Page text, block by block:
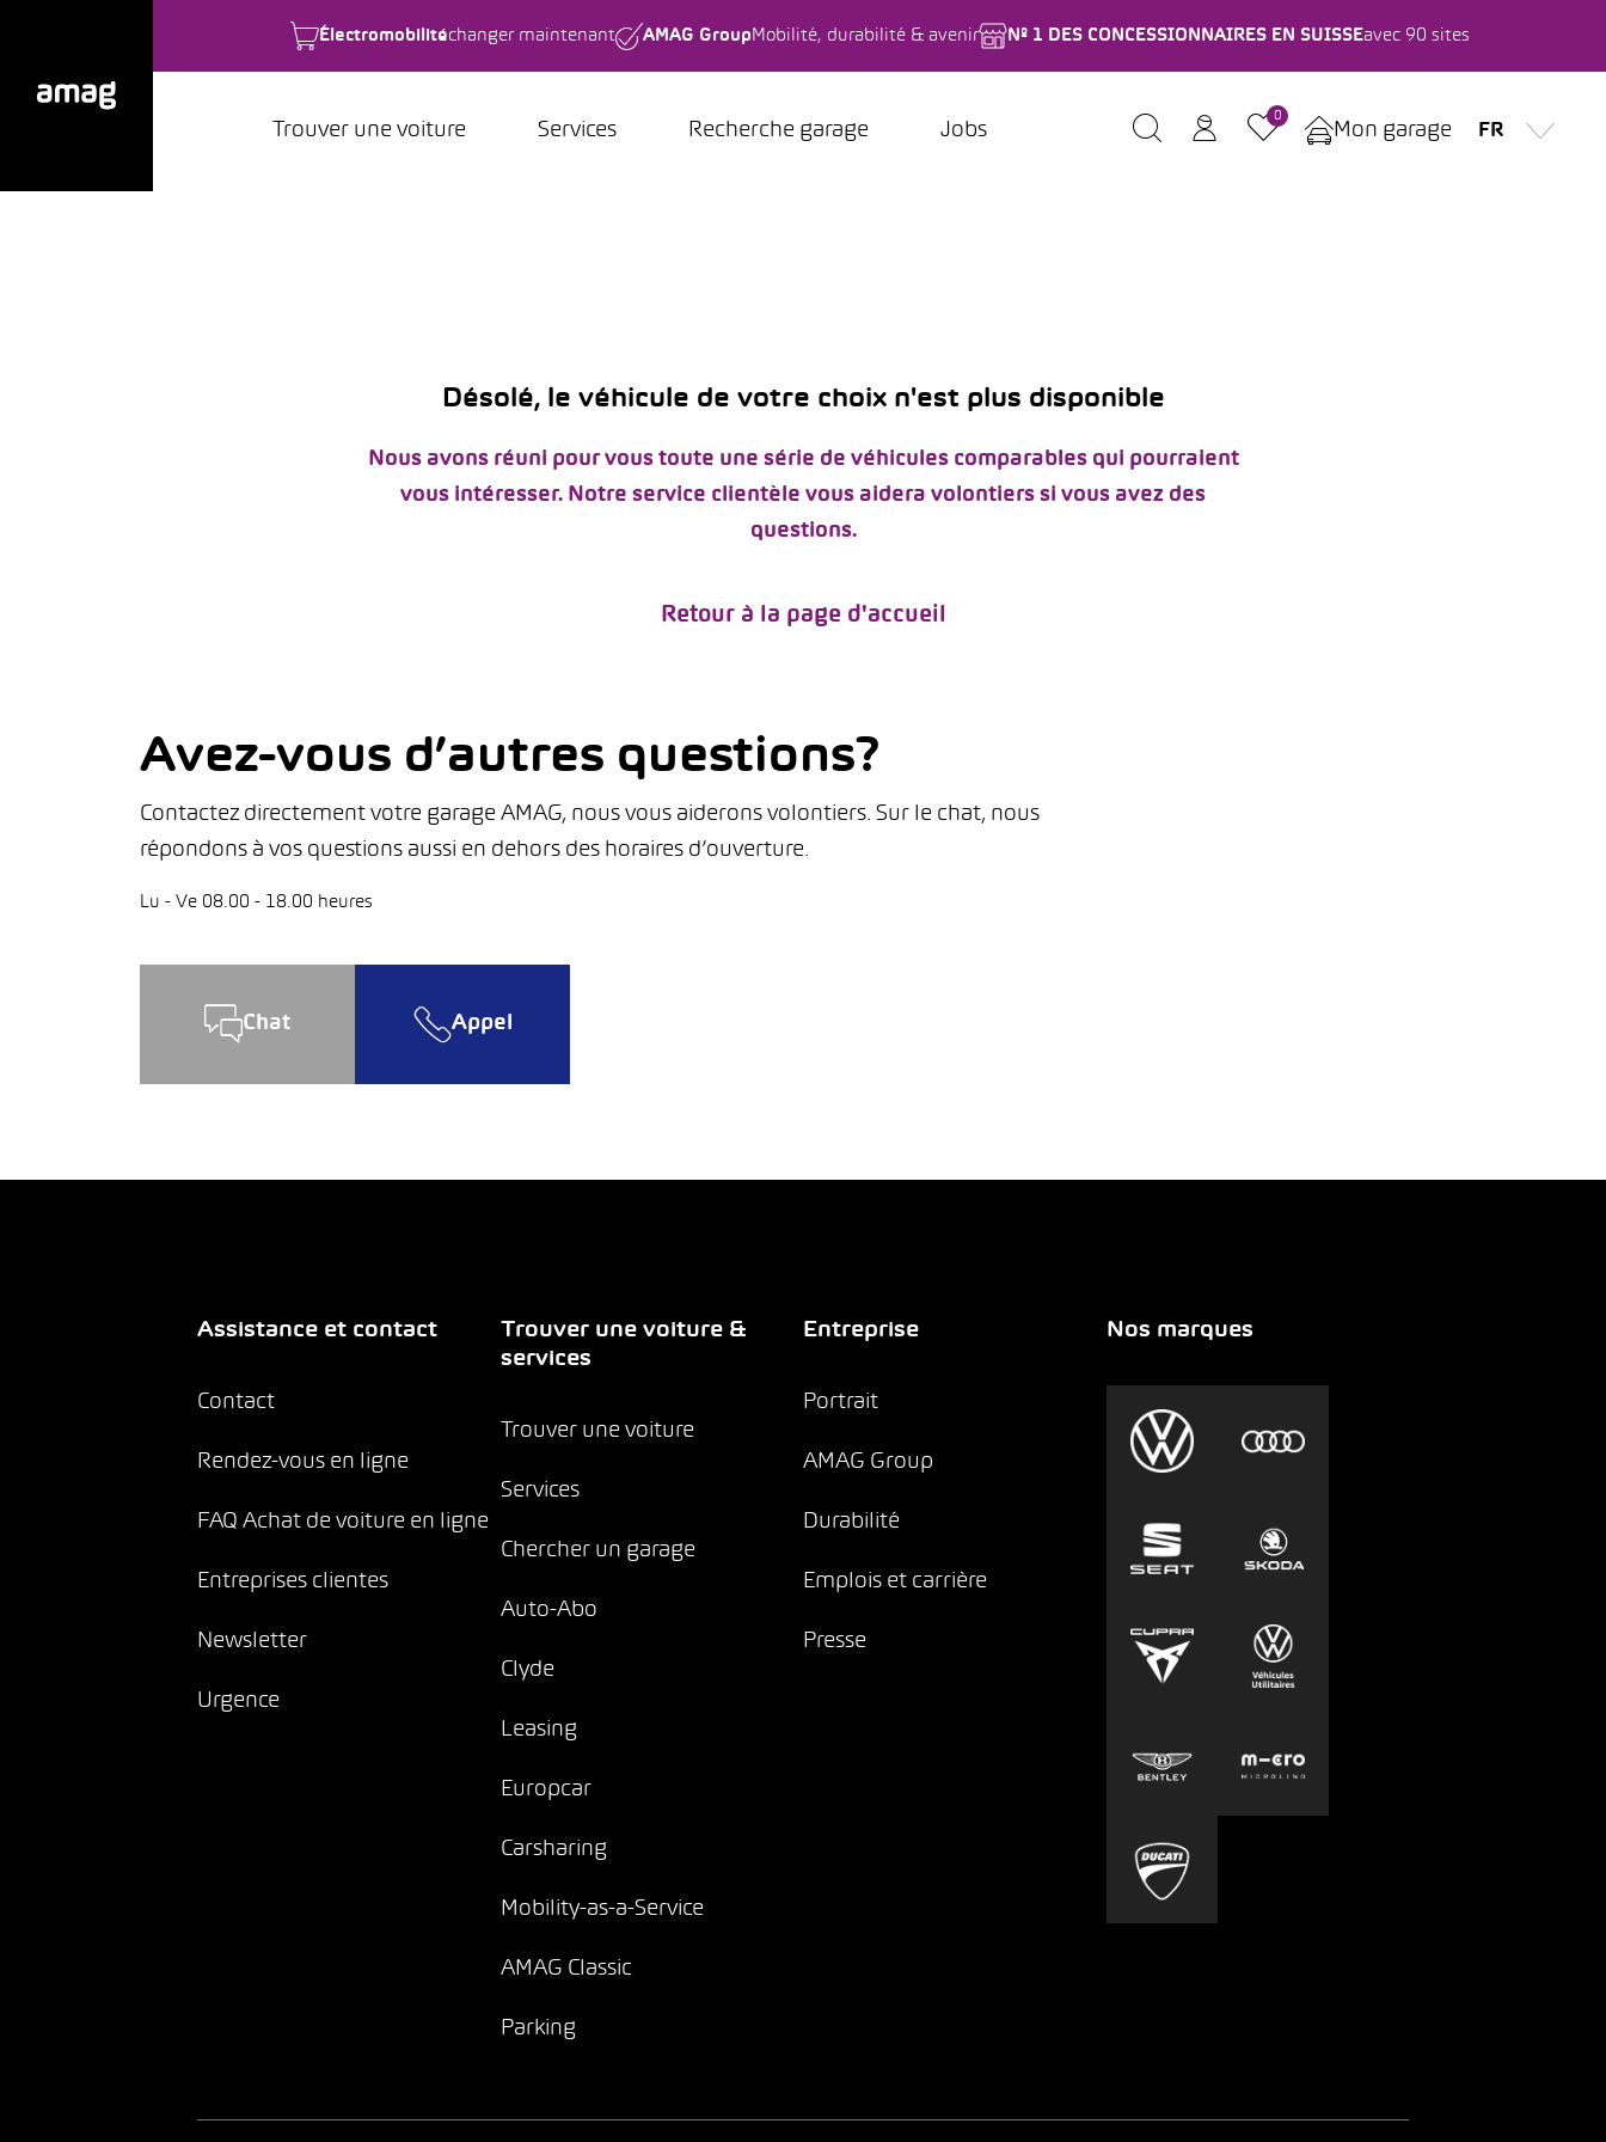
Électromobilitéchanger maintenant AMAG Group Mobilité, durabilité & avenir Nº 1 DES CONCESSIONNAIRES EN SUISSEavec 90 sites
Trouver une voiture Services Recherche garage Jobs
0
Mon garage FR
Désolé, le véhicule de votre choix n'est plus disponible
Nous avons réuni pour vous toute une série de véhicules comparables qui pourraient
vous intéresser. Notre service clientèle vous aidera volontiers si vous avez des
questions.
Retour à la page d'accueil
Avez-vous d’autres questions?
Contactez directement votre garage AMAG, nous vous aiderons volontiers. Sur le chat, nous
répondons à vos questions aussi en dehors des horaires d’ouverture.
Lu - Ve 08.00 - 18.00 heures
Chat Appel
Assistance et contact
Contact
Rendez-vous en ligne
FAQ Achat de voiture en ligne
Entreprises clientes
Newsletter
Urgence
Trouver une voiture &
services
Trouver une voiture
Services
Chercher un garage
Auto-Abo
Clyde
Leasing
Europcar
Carsharing
Mobility-as-a-Service
AMAG Classic
Parking
Entreprise
Portrait
AMAG Group
Durabilité
Emplois et carrière
Presse
Nos marques